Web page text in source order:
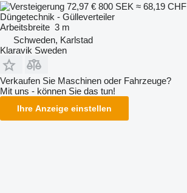
72,97 € 800 SEK ≈ 68,19 CHF
Düngetechnik - Gülleverteiler
Arbeitsbreite 3 m
Schweden, Karlstad
Klaravik Sweden
Verkaufen Sie Maschinen oder Fahrzeuge?
Mit uns - können Sie das tun!
Ihre Anzeige einstellen